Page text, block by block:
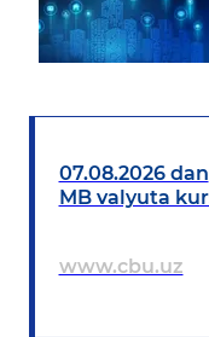
07.08.2026 dan
MB valyuta
www.cbu.uz